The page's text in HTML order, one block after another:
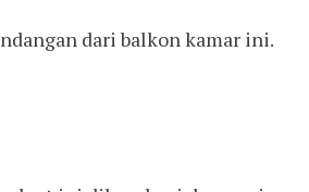
dari balkon kamar ini.